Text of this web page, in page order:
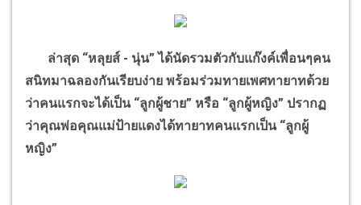
ล่าสุด “หลุยส์ - นุ่น” ได้นัดรวมตัวกับแก๊งค์เพื่อนๆคน
สนิทมาฉลองกันเรียบง่าย พร้อมร่วมทายเพศทายาทด้วย
ว่าคนแรกจะได้เป็น “ลูกผู้ชาย” หรือ “ลูกผู้หญิง” ปรากฏ
ว่าคุณพ่อคุณแม่ป้ายแดงได้ทายาทคนแรกเป็น “ลูกผู้
หญิง”